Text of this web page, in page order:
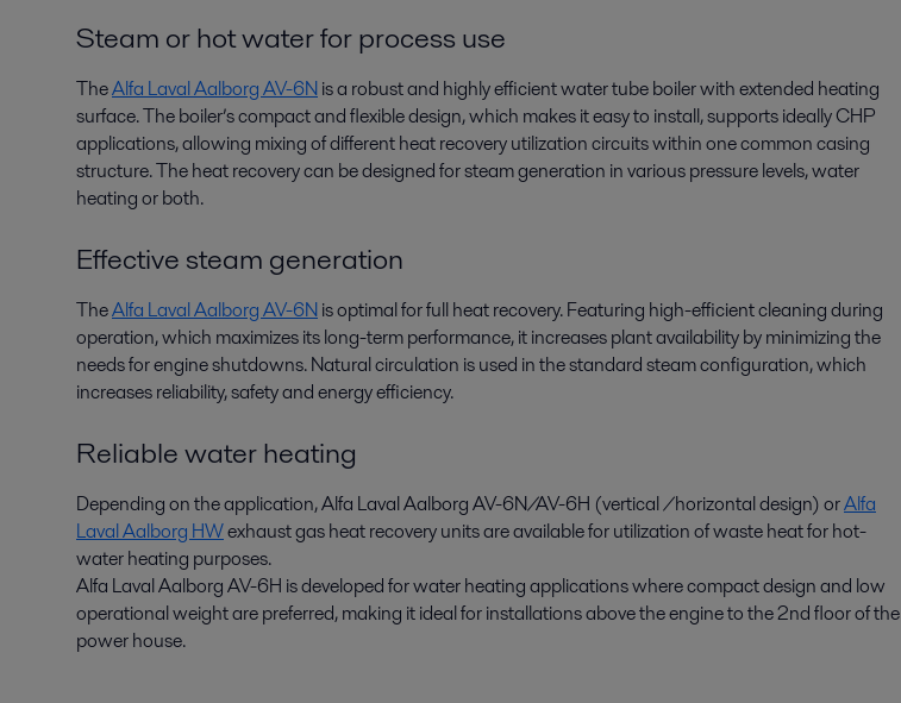
Steam or hot water for process use
TheAlfa Laval Aalborg AV-6Nis a robust and highly efficient water tube boiler with extended heating
surface. The boiler’s compact and flexible design, which makes it easy to install, supports ideally CHP
applications, allowing mixing of different heat recovery utilization circuits within one common casing
structure. The heat recovery can be designed for steam generation in various pressure levels, water
heating or both.
Effective steam generation
TheAlfa Laval Aalborg AV-6Nis optimal for full heat recovery. Featuring high-efficient cleaning during
operation, which maximizes its long-term performance, it increases plant availability by minimizing the
needs for engine shutdowns. Natural circulation is used in the standard steam configuration, which
increases reliability, safety and energy efficiency.
Reliable water heating
Depending on the application, Alfa Laval Aalborg AV-6N/AV-6H (vertical /horizontal design) orAlfa
Laval Aalborg HWexhaust gas heat recovery units are available for utilization of waste heat for hot-
water heating purposes.
Alfa Laval Aalborg AV-6H is developed for water heating applications where compact design and low
operational weight are preferred, making it ideal for installations above the engine to the 2nd floor of the
power house.